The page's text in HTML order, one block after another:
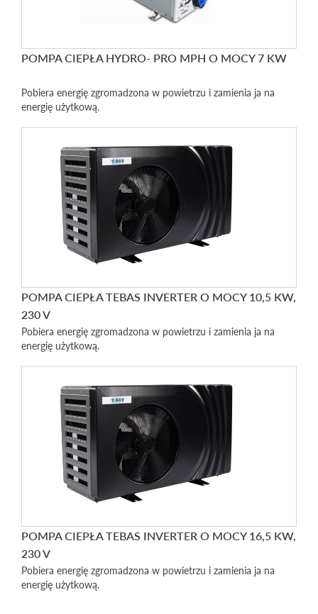
POMPA CIEPŁA HYDRO- PRO MPH O MOCY 7 KW
Pobiera energię zgromadzona w powietrzu i zamienia ja na
energię użytkową.
POMPA CIEPŁA TEBAS INVERTER O MOCY 10,5 KW,
230 V
Pobiera energię zgromadzona w powietrzu i zamienia ja na
energię użytkową.
POMPA CIEPŁA TEBAS INVERTER O MOCY 16,5 KW,
230 V
Pobiera energię zgromadzona w powietrzu i zamienia ja na
energię użytkową.